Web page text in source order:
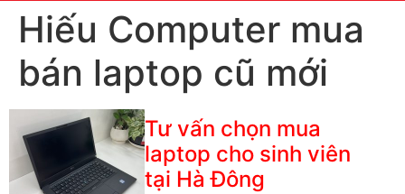
Hiếu Computer mua
bán laptop cũ mới
Tư vấn chọn mua
laptop cho sinh viên
tại Hà Đông